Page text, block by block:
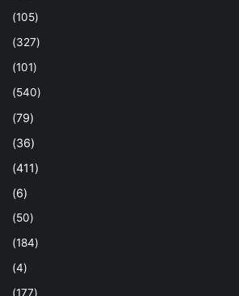
(105)
(327)
(101)
(540)
(79)
(36)
(411)
(6)
(50)
(184)
(4)
(177)